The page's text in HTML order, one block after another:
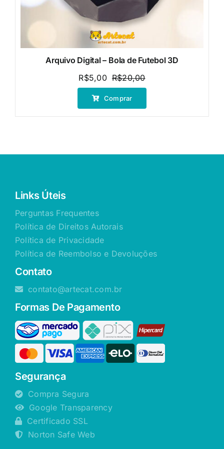
Arquivo Digital – Bola de Futebol 3D
R$20,00O
preço
era:
R$5,00
O
preço
é:
Comprar
Links Úteis
Perguntas Frequentes
Política de Direitos Autorais
Política de Privacidade
Política de Reembolso e Devoluções
Contato
contato@artecat.com.br
Formas De Pagamento
Segurança
Compra Segura
Google Transparency
Certificado SSL
Norton Safe Web